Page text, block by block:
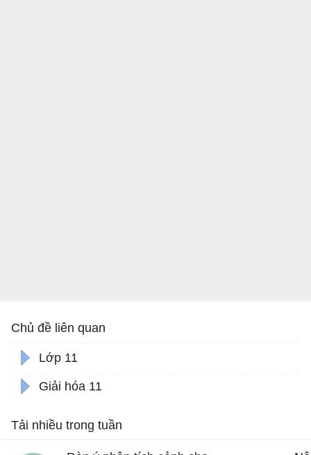
Chủ đề liên quan
Lớp 11
Giải hóa 11
Tải nhiều trong tuần